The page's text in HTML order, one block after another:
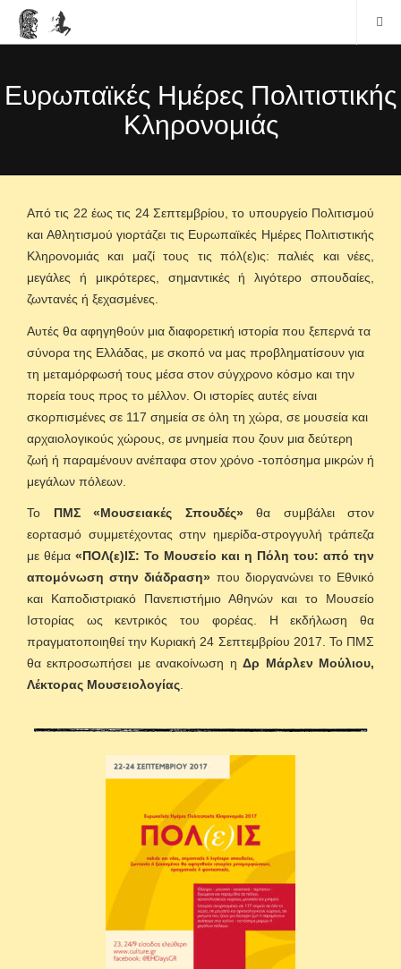
Ευρωπαϊκές Ημέρες Πολιτιστικής
Κληρονομιάς
Από τις 22 έως τις 24 Σεπτεμβρίου, το υπουργείο Πολιτισμού
και Αθλητισμού γιορτάζει τις Ευρωπαϊκές Ημέρες Πολιτιστικής
Κληρονομιάς και μαζί τους τις πόλ(ε)ις: παλιές και νέες,
μεγάλες ή μικρότερες, σημαντικές ή λιγότερο σπουδαίες,
ζωντανές ή ξεχασμένες.
Αυτές θα αφηγηθούν μια διαφορετική ιστορία που ξεπερνά τα
σύνορα της Ελλάδας, με σκοπό να μας προβληματίσουν για
τη μεταμόρφωσή τους μέσα στον σύγχρονο κόσμο και την
πορεία τους προς το μέλλον. Οι ιστορίες αυτές είναι
σκορπισμένες σε 117 σημεία σε όλη τη χώρα, σε μουσεία και
αρχαιολογικούς χώρους, σε μνημεία που ζουν μια δεύτερη
ζωή ή παραμένουν ανέπαφα στον χρόνο -τοπόσημα μικρών ή
μεγάλων πόλεων.
Το ΠΜΣ «Μουσειακές Σπουδές»θα συμβάλει στον
εορτασμό συμμετέχοντας στην ημερίδα-στρογγυλή τράπεζα
με θέμα «ΠΟΛ(ε)ΙΣ: Το Μουσείο και η Πόλη του: από την
απομόνωση στην διάδραση» που διοργανώνει το Εθνικό
και Καποδιστριακό Πανεπιστήμιο Αθηνών και το Μουσείο
Ιστορίας ως κεντρικός του φορέας. Η εκδήλωση θα
πραγματοποιηθεί την Κυριακή 24 Σεπτεμβρίου 2017. Το ΠΜΣ
θα εκπροσωπήσει με ανακοίνωση ηΔρ Μάρλεν Μούλιου,
Λέκτορας Μουσειολογίας